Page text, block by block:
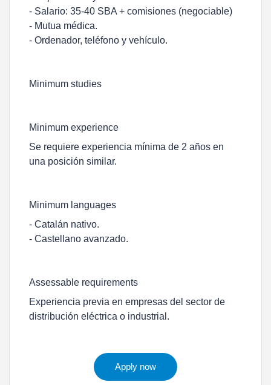
- Salario: 35-40 SBA + comisiones (negociable)
- Mutua médica.
- Ordenador, teléfono y vehículo.
Minimum studies
Minimum experience
Se requiere experiencia mínima de 2 años en
una posición similar.
Minimum languages
- Catalán nativo.
- Castellano avanzado.
Assessable requirements
Experiencia previa en empresas del sector de
distribución eléctrica o industrial.
Apply now